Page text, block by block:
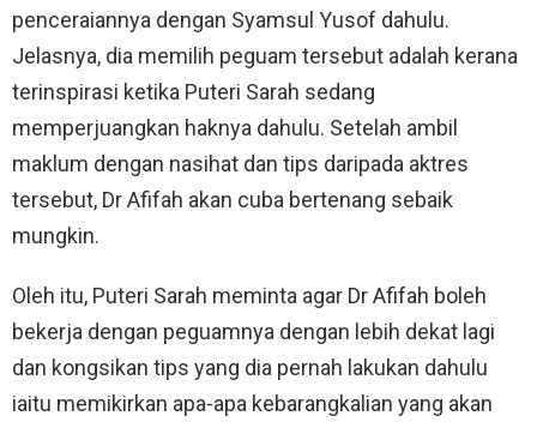
penceraiannya dengan Syamsul Yusof dahulu.
Jelasnya, dia memilih peguam tersebut adalah kerana
terinspirasi ketika Puteri Sarah sedang
memperjuangkan haknya dahulu. Setelah ambil
maklum dengan nasihat dan tips daripada aktres
tersebut, Dr Afifah akan cuba bertenang sebaik
mungkin.
Oleh itu, Puteri Sarah meminta agar Dr Afifah boleh
bekerja dengan peguamnya dengan lebih dekat lagi
dan kongsikan tips yang dia pernah lakukan dahulu
iaitu memikirkan apa-apa kebarangkalian yang akan